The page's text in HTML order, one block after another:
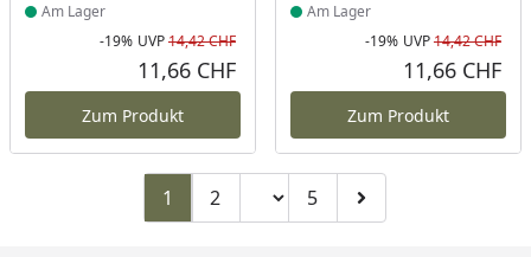
Am Lager
Rabatt in Prozent
-19%
Ursprünglicher Preis
UVP14,42 CHF
11,66 CHF
Zum Produkt
Am Lager
-19% UVP14,42 CHF
11,66 CHF
Zum Produkt
1 Zu Seite 2
2 Seitenzahl ändern
Zu Seite 5
5 Zur nächsten Seite